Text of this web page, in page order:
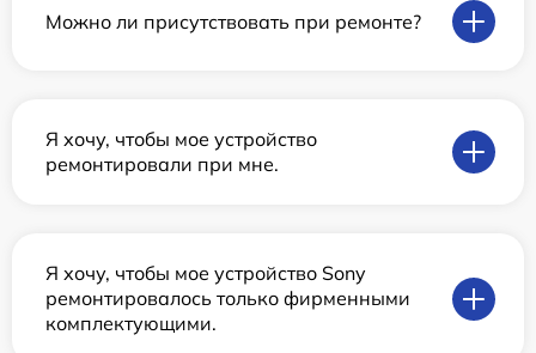
Можно ли присутствовать при ремонте?
Я хочу, чтобы мое устройство
ремонтировали при мне.
Я хочу, чтобы мое устройство Sony
ремонтировалось только фирменными
комплектующими.